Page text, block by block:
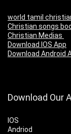
world tamil
Christian songs
Christian Medias
Download IOS App
Download Android
Download Our
IOS
Andriod